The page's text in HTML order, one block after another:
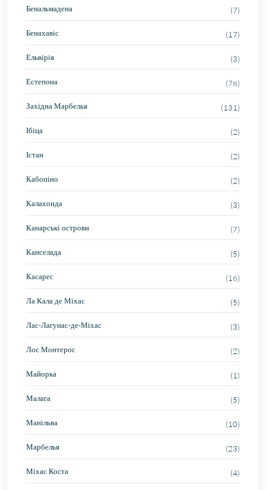
Бенальмадена (7)
Бенахавіс (17)
Ельвірія (3)
Естепона (78)
Західна Марбелья (131)
Ібіца (2)
Істан (2)
Кабопіно (2)
Калахонда (3)
Канарські острови (7)
Канселада (5)
Касарес (16)
Ла Кала де Міхас (5)
Лас-Лагунас-де-Міхас (3)
Лос Монтерос (2)
Майорка (1)
Малага (5)
Манільва (10)
Марбелья (23)
Міхас Коста (4)